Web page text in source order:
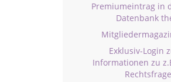
Premiumeintrag in
Datenbank
Exklusiv-Login
Informationen zu